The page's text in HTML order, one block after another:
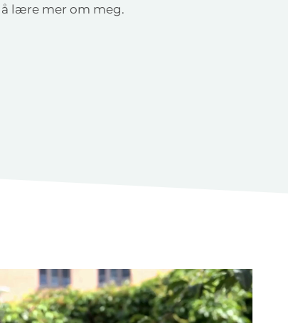
lære mer om meg.